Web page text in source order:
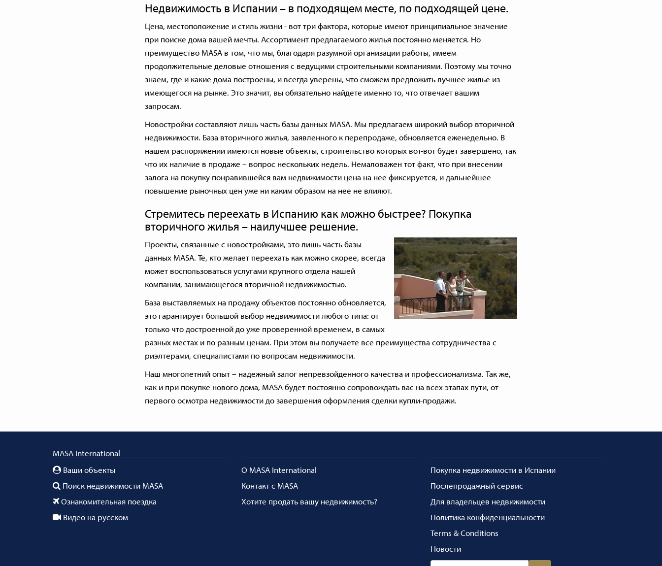
Недвижимость в Испании – в подходящем месте, по подходящей цене.
Цена, местоположение и стиль жизни - вот три фактора, которые имеют принципиальное значение
при поиске дома вашей мечты. Ассортимент предлагаемого жилья постоянно меняется. Но
преимущество MASA в том, что мы, благодаря разумной организации работы, имеем
продолжительные деловые отношения с ведущими строительными компаниями. Поэтому мы точно
знаем, где и какие дома построены, и всегда уверены, что сможем предложить лучшее жилье из
имеющегося на рынке. Это значит, вы обязательно найдете именно то, что отвечает вашим
запросам.
Новостройкисоставляют лишь часть базы данных MASA. Мы предлагаем широкий выбор вторичной
недвижимости. База вторичного жилья, заявленного к перепродаже, обновляется еженедельно. В
нашем распоряжении имеются новые объекты, строительство которых вот-вот будет завершено, так
что их наличие в продаже – вопрос нескольких недель. Немаловажен тот факт, что при внесении
залога на покупку понравившейся вам недвижимости цена на нее фиксируется, и дальнейшее
повышение рыночных цен уже ни каким образом на нее не влияют.
Стремитесь переехать в Испанию как можно быстрее? Покупка
вторичного жилья – наилучшее решение.
Проекты, связанные с новостройками, это лишь часть базы
данных MASA. Те, кто желает переехать как можно скорее, всегда
может воспользоваться услугами крупного отдела нашей
компании, занимающегося вторичной недвижимостью.
База выставляемых на продажу объектов постоянно обновляется,
это гарантирует большой выбор недвижимости любого типа: от
только что достроенной до уже проверенной временем, в самых
разных местах и по разным ценам. При этом вы получаете все преимущества сотрудничества с
риэлтерами, специалистами по вопросам недвижимости.
Наш многолетний опыт – надежный залог непревзойденного качества и профессионализма. Так же,
как и при покупке нового дома, MASA будет постоянно сопровождать вас на всех этапах пути, от
первого осмотра недвижимости до завершения оформления сделки купли-продажи.
MASA International
Ваши объекты
Поиск недвижимости MASA
Ознакомительная поездка
Видео на русском
О MASA International
Контакт с MASA
Хотите продать вашу недвижимость?
Покупка недвижимости в Испании
Послепродажный сервис
Для владельцев недвижимости
Политика конфиденциальности
Terms & Conditions
Новости